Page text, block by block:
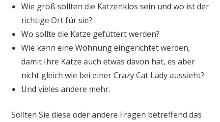
Wie groß sollten die Katzenklos sein und wo ist der
richtige Ort für sie?
Wo sollte die Katze gefüttert werden?
Wie kann eine Wohnung eingerichtet werden,
damit Ihre Katze auch etwas davon hat, es aber
nicht gleich wie bei einer Crazy Cat Lady aussieht?
Und vieles andere mehr.
Sollten Sie diese oder andere Fragen betreffend das